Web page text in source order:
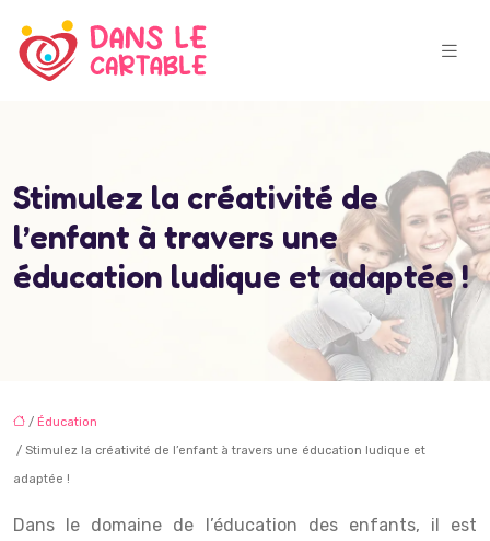
Stimulez la créativité de
l’enfant à travers une
éducation ludique et adaptée !
/ Éducation
/ Stimulez la créativité de l’enfant à travers une éducation ludique et
adaptée !
Dans le domaine de l’éducation des enfants, il est